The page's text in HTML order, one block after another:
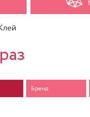
Бренд